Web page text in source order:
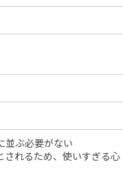
並ぶ必要がない
れるため、使いすぎる心